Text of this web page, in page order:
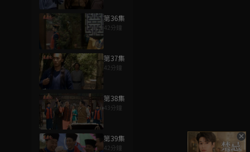
第36集
42分鐘
第37集
42分鐘
第38集
43分鐘
第39集
42分鐘